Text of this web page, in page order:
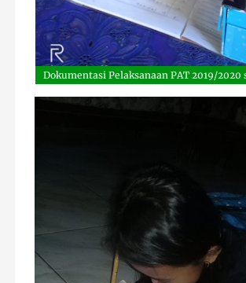
Dokumentasi Pelaksanaan PAT 2019/2020